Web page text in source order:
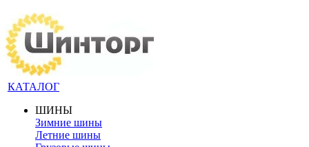
КАТАЛОГ
ШИНЫ
Зимние шины
Летние шины